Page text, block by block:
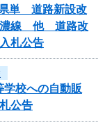
県単 道路新設改
濃線 他 道路改
札公告
校への自動販
公告